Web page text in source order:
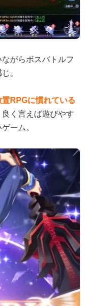
がらボスバトルフ
。
置RPGに慣れている
く言えば遊びやす
ーム。